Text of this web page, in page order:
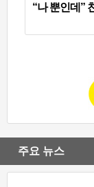
“나 뿐인데”
주요 뉴스